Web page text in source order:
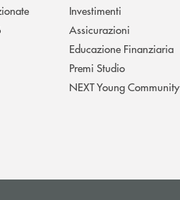
Investimenti
Assicurazioni
Educazione Finanziaria
Premi Studio
NEXT Young Community